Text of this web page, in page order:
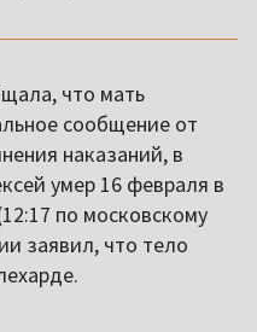
что мать
сообщение от
наказаний, в
умер 16 февраля в
по московскому
заявил, что тело